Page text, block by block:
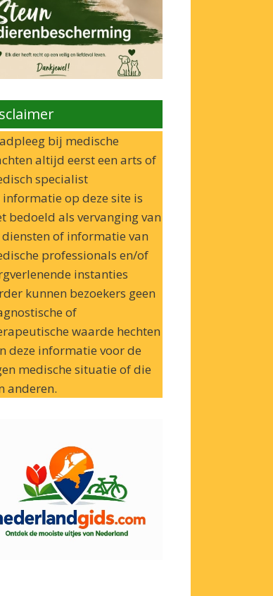
bij medische
altijd eerst een arts of
specialist
informatie op deze site is
bedoeld als vervanging van
of informatie van
professionals en/of
instanties
kunnen bezoekers geen
of
waarde hechten
deze informatie voor de
medische situatie of die
anderen.